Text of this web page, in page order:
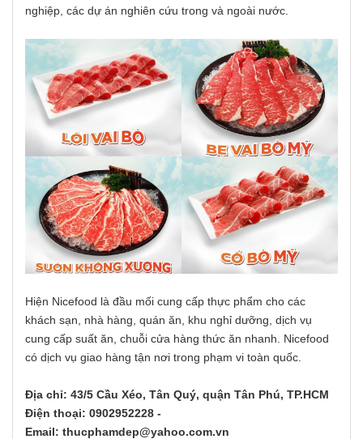
nghiệp, các dự án nghiên cứu trong và ngoài nước.
Hiện Nicefood là đầu mối cung cấp thực phẩm cho các
khách sạn, nhà hàng, quán ăn, khu nghỉ dưỡng, dịch vụ
cung cấp suất ăn, chuỗi cửa hàng thức ăn nhanh. Nicefood
có dịch vụ giao hàng tận nơi trong phạm vi toàn quốc.
Địa chỉ: 43/5 Cầu Xéo, Tân Quý, quận Tân Phú, TP.HCM
Điện thoại: 0902952228 -
Email: thucphamdep@yahoo.com.vn